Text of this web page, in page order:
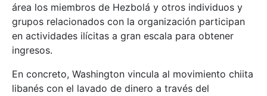
área los miembros de Hezbolá y otros individuos y
grupos relacionados con la organización participan
en actividades ilícitas a gran escala para obtener
ingresos.
En concreto, Washington vincula al movimiento chiita
libanés con el lavado de dinero a través del